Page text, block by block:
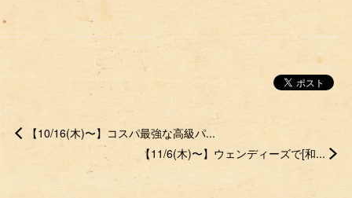
【10/16(木)〜】コスパ最強な高級パ...
【11/6(木)〜】ウェンディーズで[和...